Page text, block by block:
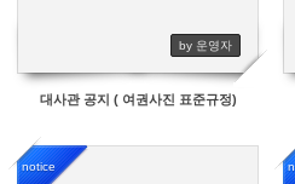
by 운영자
대사관 공지 ( 여권사진 표준규정)
notice